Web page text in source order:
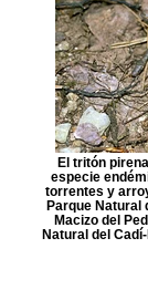
El tritón
especie
torrentes y
Parque Natural
Macizo del
Natural del